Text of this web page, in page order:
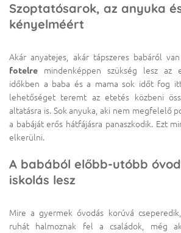
Szoptatósarok, az anyuka
kényelméért
Akár anyatejes, akár tápszeres babáról
fotelre mindenképpen szükség lesz az
időkben a baba és a mama sok időt fog
lehetőséget teremt az etetés közbeni
altatásra is. Sok anyuka, aki nem megfelelő
a babáját erős hátfájásra panaszkodik. Ezt
elkerülni.
A babából előbb-utóbb
iskolás lesz
Mire a gyermek óvodás korúvá
ruhát halmoznak fel a családok, még